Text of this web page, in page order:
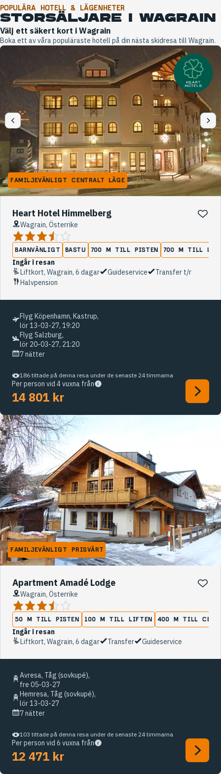
POPULÄRA HOTELL & LÄGENHETER
STORSÄLJARE I WAGRAIN
Välj ett säkert kort i Wagrain
Boka ett av våra populäraste hotell på din nästa skidresa till Wagrain.
FAMILJEVÄNLIGT CENTRALT LÄGE
Heart Hotel Himmelberg
Wagrain, Österrike
BARNVÄNLIGT BASTU 700 M TILL PISTEN 700 M TILL
Ingår i resan
Liftkort, Wagrain, 6 dagar
Guideservice
Transfer t/r
Halvpension
Flyg Köpenhamn, Kastrup,
lör 13-03-27, 19:20
Flyg Salzburg,
lör 20-03-27, 21:20
7 nätter
186 tittade på denna resa under de senaste 24 timmarna
Per person vid 4 vuxna från
14 801 kr
FAMILJEVÄNLIGT PRISVÄRT
Apartment Amadé Lodge
Wagrain, Österrike
50 M TILL PISTEN 100 M TILL LIFTEN 400 M TILL
Ingår i resan
Liftkort, Wagrain, 6 dagar
Transfer Guideservice
Avresa, Tåg (sovkupé),
fre 05-03-27
Hemresa, Tåg (sovkupé),
lör 13-03-27
7 nätter
103 tittade på denna resa under de senaste 24 timmarna
Per person vid 6 vuxna från
12 471 kr